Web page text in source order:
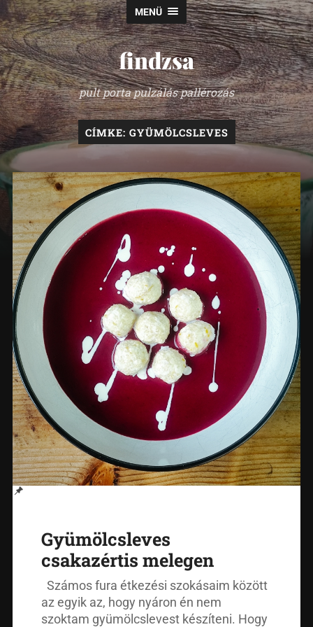
MENÜ
findzsa
pult porta pulzálás pallérozás
CÍMKE: GYÜMÖLCSLEVES
Gyümölcsleves
csakazértis melegen
Számos fura étkezési szokásaim között
az egyik az, hogy nyáron én nem
szoktam gyümölcslevest készíteni. Hogy